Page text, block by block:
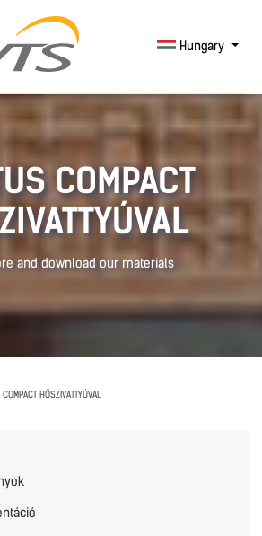
Hungary
COMPACT
and download our materials
HŐSZIVATTYÚVAL